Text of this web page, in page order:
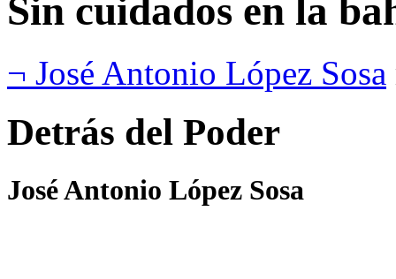
Sin cuidados en la
¬ José Antonio López Sosa
Detrás del Poder
José Antonio López Sosa